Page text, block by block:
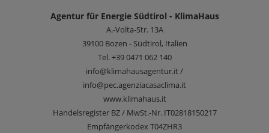
Agentur für Energie Südtirol - KlimaHaus
A.-Volta-Str. 13A
39100 Bozen - Südtirol, Italien
Tel. +39 0471 062 140
info@klimahausagentur.it /
info@pec.agenziacasaclima.it
www.klimahaus.it
Handelsregister BZ / MwSt.-Nr. IT02818150217
Empfängerkodex T04ZHR3